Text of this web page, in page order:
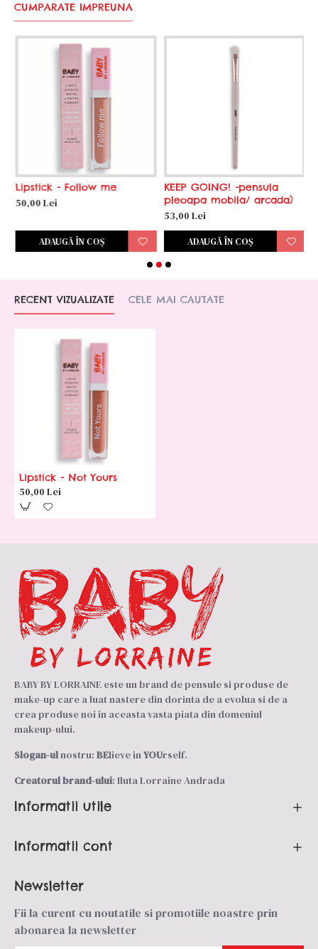
CUMPARATE IMPREUNA
Lipstick - Follow me
50,00 Lei
ADAUGĂ ÎN COŞ
KEEP GOING! -pensula
pleoapa mobila/ arcada)
53,00 Lei
ADAUGĂ ÎN COŞ
RECENT VIZUALIZATE CELE MAI CAUTATE
Lipstick - Not Yours
50,00 Lei
BABY BY LORRAINE este un brand de pensule si produse de
make-up care a luat nastere din dorinta de a evolua si de a
crea produse noi in aceasta vasta piata din domeniul
makeup-ului.
Slogan-ulnostru: BElieve inYOUrself.
Creatorul brand-ului: Iluta Lorraine Andrada
Informatii utile
Informatii cont
Newsletter
Fii la curent cu noutatile si promotiile noastre prin
abonarea la newsletter